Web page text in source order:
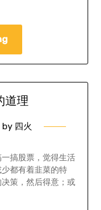
道理
by 四火
搞股票，觉得生活
都有着韭菜的特
策，然后得意；或